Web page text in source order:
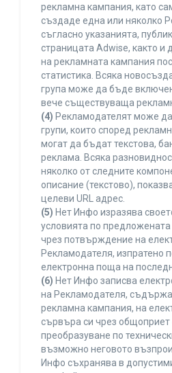
рекламна кампания, като
създаде една или няколко
съгласно указанията,
страницата Adwise, както и
на рекламната кампания
статистика. Всяка
група може да бъде
вече съществуваща
(4) Рекламодателят може
групи, които според
могат да бъдат текстова,
реклама. Всяка
няколко от следните
описание (текстово),
целеви URL адрес.
(5) Нет Инфо изразява
условията по
чрез потвърждение на
Рекламодателя, изпратено
електронна поща на
(6) Нет Инфо записва
на Рекламодателя,
рекламна кампания, на
сървъра си чрез общоприет
преобразуване по
възможно неговото
Инфо съхранява в